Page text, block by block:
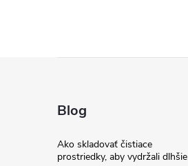
Blog
Ako skladovať čistiace
prostriedky, aby vydržali dlhšie